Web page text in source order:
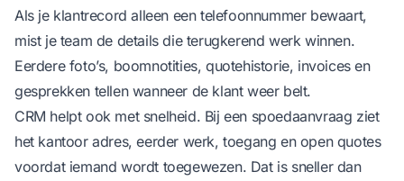
Als je klantrecord alleen een telefoonnummer bewaart,
mist je team de details die terugkerend werk winnen.
Eerdere foto’s, boomnotities, quotehistorie, invoices en
gesprekken tellen wanneer de klant weer belt.
CRM helpt ook met snelheid. Bij een spoedaanvraag ziet
het kantoor adres, eerder werk, toegang en open quotes
voordat iemand wordt toegewezen. Dat is sneller dan